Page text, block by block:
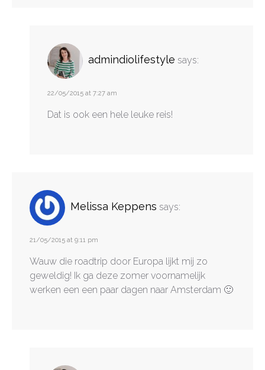
admindiolifestyle says:
22/05/2015 at 7:27 am
Dat is ook een hele leuke reis!
Melissa Keppens says:
21/05/2015 at 9:11 pm
Wauw die roadtrip door Europa lijkt mij zo
geweldig! Ik ga deze zomer voornamelijk
werken een een paar dagen naar Amsterdam 🙂